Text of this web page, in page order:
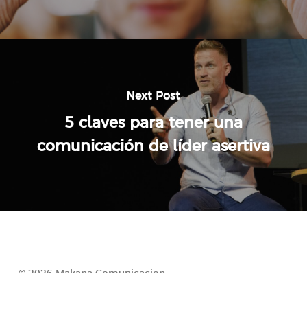
Next Post
5 claves para tener una
comunicación de líder asertiva
© 2026 Makana Comunicacion.